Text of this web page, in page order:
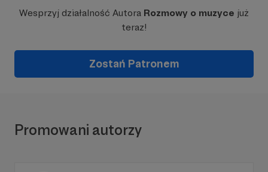
Wesprzyj działalność Autora Rozmowy o muzyce już
teraz!
Zostań Patronem
Promowani autorzy